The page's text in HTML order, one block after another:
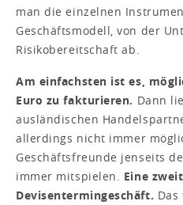
man die einzelnen
Geschäftsmodell, von der
Risikobereitschaft ab.
Am einfachsten ist es,
Euro zu fakturieren. Dann
ausländischen
allerdings nicht immer
Geschäftsfreunde jenseits
immer mitspielen. Eine
Devisentermingeschäft.